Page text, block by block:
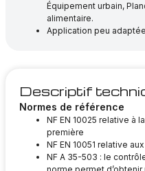
Équipement urbain,
alimentaire.
Application peu
Descriptif
Normes de référence
NF EN 10025 relative à
première
NF EN 10051 relative
NF A 35-503 : le